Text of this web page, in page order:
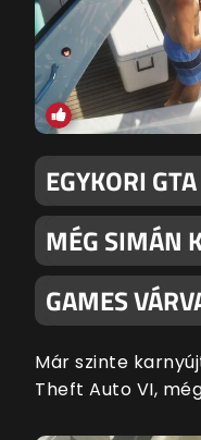
EGYKORI
MÉG SIMÁN
GAMES
Már szinte
Theft Auto VI,